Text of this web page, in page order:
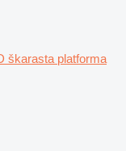
škarasta platforma